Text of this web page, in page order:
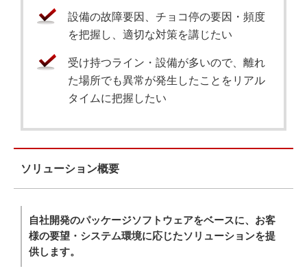
設備の故障要因、チョコ停の要因・頻度
を把握し、適切な対策を講じたい
受け持つライン・設備が多いので、離れ
た場所でも異常が発生したことをリアル
タイムに把握したい
ソリューション概要
自社開発のパッケージソフトウェアをベースに、お客
様の要望・システム環境に応じたソリューションを提
供します。